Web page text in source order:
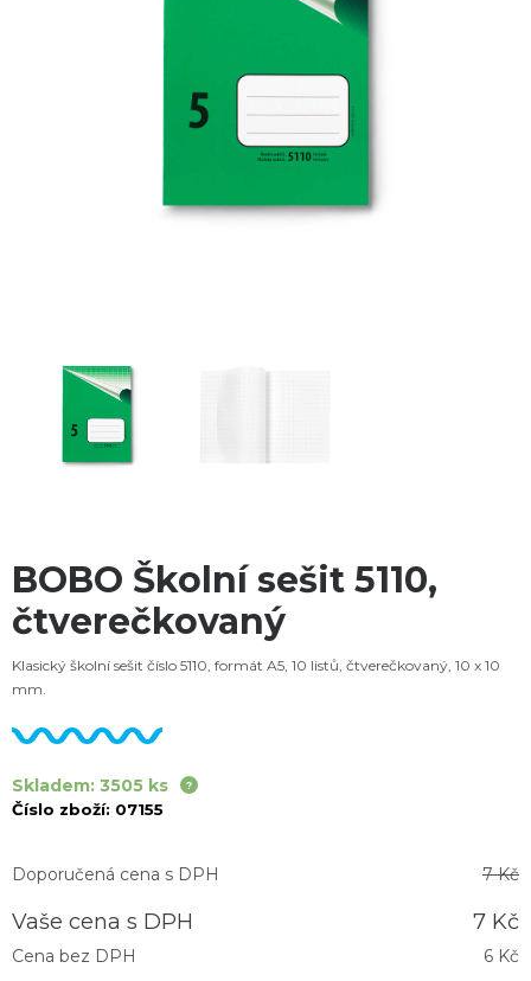
BOBO Školní sešit 5110,
čtverečkovaný
Klasický školní sešit číslo 5110, formát A5, 10 listů, čtverečkovaný, 10 x 10
mm.
Skladem: 3505 ks
Číslo zboží: 07155
Doporučená cena s DPH 7 Kč
Vaše cena s DPH 7 Kč
Cena bez DPH 6 Kč